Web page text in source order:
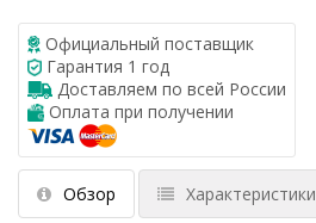
Официальный поставщик
Гарантия 1 год
Доставляем по всей России
Оплата при получении
Обзор Характеристики